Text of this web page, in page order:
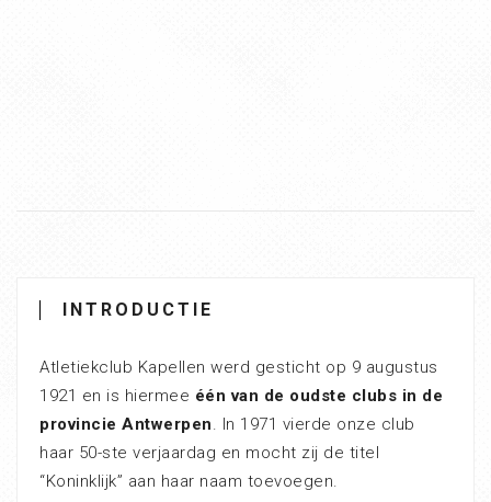
INTRODUCTIE
Atletiekclub Kapellen werd gesticht op 9 augustus
1921 en is hiermee één van de oudste clubs in de
provincie Antwerpen. In 1971 vierde onze club
haar 50-ste verjaardag en mocht zij de titel
“Koninklijk” aan haar naam toevoegen.